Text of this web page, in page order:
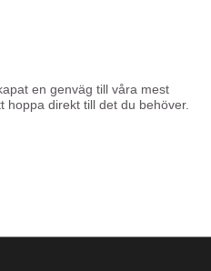
en genväg till våra mest
hoppa direkt till det du behöver.